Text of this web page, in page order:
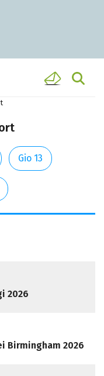
Gio 13
2026
Birmingham 2026